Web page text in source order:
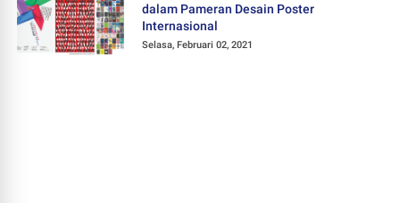
dalam Pameran Desain Poster
Internasional
Selasa, Februari 02, 2021